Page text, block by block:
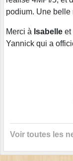
podium. Une belle
Merci à Isabelle et
Yannick qui a
Voir toutes les